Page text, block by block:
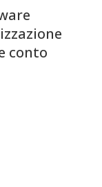
conto